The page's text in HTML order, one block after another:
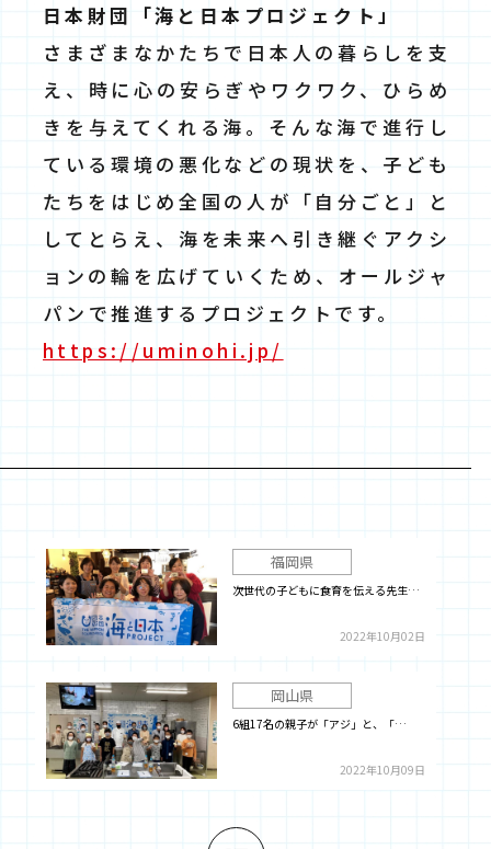
日本財団「海と日本プロジェクト」
さまざまなかたちで日本人の暮らしを支
え、時に心の安らぎやワクワク、ひらめ
きを与えてくれる海。そんな海で進行し
ている環境の悪化などの現状を、子ども
たちをはじめ全国の人が「自分ごと」と
してとらえ、海を未来へ引き継ぐアクシ
ョンの輪を広げていくため、オールジャ
パンで推進するプロジェクトです。
https://uminohi.jp/
福岡県
次世代の子どもに食育を伝える先生…
2022年10月02日
岡山県
6組17名の親子が「アジ」と、「…
2022年10月09日